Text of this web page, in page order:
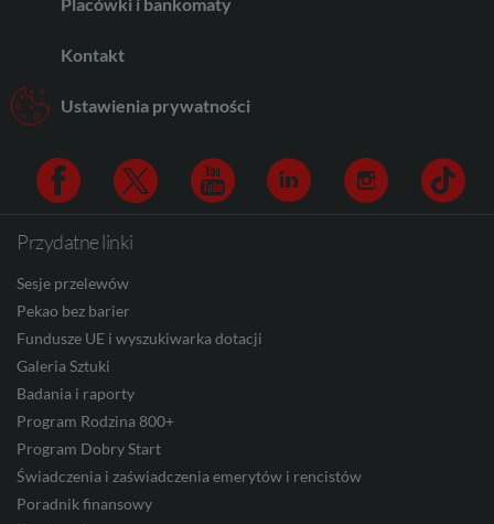
CAD
Kontakt
Ustawienia prywatności
Facebook
Przydatne linki
Sesje przelewów
Pekao bez barier
Fundusze UE i wyszukiwarka dotacji
Galeria Sztuki
Badania i raporty
Program Rodzina 800+
Program Dobry Start
Świadczenia i zaświadczenia emerytów i rencistów
Poradnik finansowy